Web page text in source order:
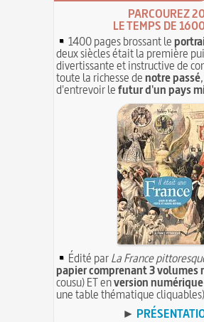
PARCOUREZ
LE TEMPS DE
1400 pages brossant le
deux siècles était la première
divertissante et instructive de
toute la richesse denotre passé
d'entrevoir lefutur d'un pays
Édité parLa France
papier comprenant 3 volumes
cousu) ET enversion numérique
une table thématique cliquables)
►